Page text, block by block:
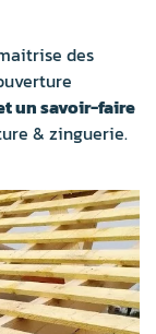
des
un savoir-faire
& zinguerie.